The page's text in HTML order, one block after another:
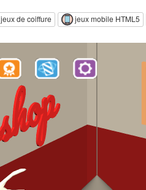
jeux de coiffure jeux mobile HTML5